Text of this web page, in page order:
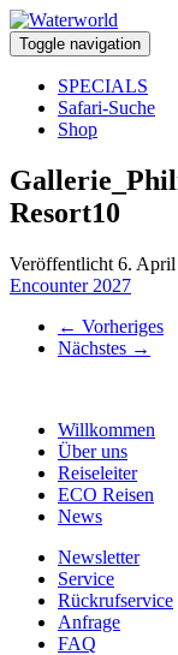
Toggle navigation
SPECIALS
Safari-Suche
Shop
Resort10
Veröffentlicht 6. April
Encounter 2027
← Vorheriges
Nächstes →
Willkommen
Über uns
Reiseleiter
ECO Reisen
News
Newsletter
Service
Rückrufservice
Anfrage
FAQ